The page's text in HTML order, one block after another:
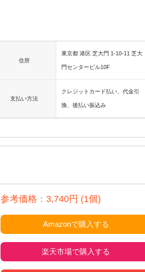
住所
東京都 港区 芝大門 1-10-11 芝大
門センタービル10F
支払い方法
クレジットカード払い、代金引
換、後払い振込み
参考価格：3,740円 (1個)
Amazonで購入する
楽天市場で購入する